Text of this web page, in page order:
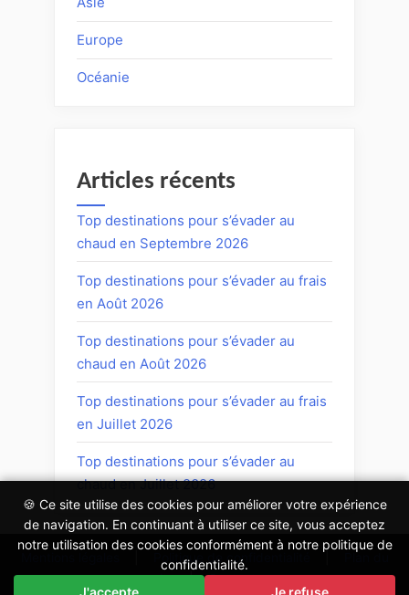
Europe
Océanie
Articles récents
Top destinations pour s’évader au
chaud en Septembre 2026
Top destinations pour s’évader au frais
en Août 2026
Top destinations pour s’évader au
chaud en Août 2026
Top destinations pour s’évader au frais
en Juillet 2026
Top destinations pour s’évader au
chaud en Juillet 2026
Politique de confidentialité
site|Contact
🍪 Ce site utilise des cookies pour améliorer votre expérience
de navigation. En continuant à utiliser ce site, vous acceptez
notre utilisation des cookies conformément à notre politique de
confidentialité.
J'accepte
Je refuse